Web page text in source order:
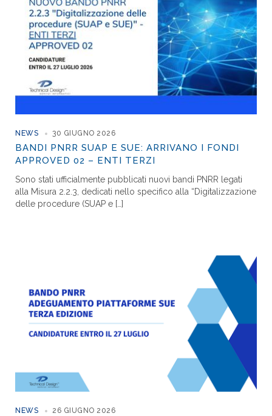
NEWS 30 GIUGNO 2026
BANDI PNRR SUAP E SUE: ARRIVANO I FONDI
APPROVED 02 – ENTI TERZI
Sono stati ufficialmente pubblicati nuovi bandi PNRR legati
alla Misura 2.2.3, dedicati nello specifico alla “Digitalizzazione
delle procedure (SUAP e […]
NEWS 26 GIUGNO 2026